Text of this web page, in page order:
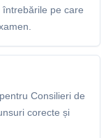
pe care
Consilieri de
corecte și